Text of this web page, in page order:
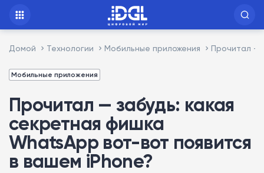
Домой Технологии Мобильные приложения Прочитал —
Мобильные приложения
Прочитал — забудь: какая
секретная фишка
WhatsApp вот-вот появится
в вашем iPhone?